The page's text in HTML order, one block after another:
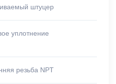
штуцер
уплотнение
резьба NPT